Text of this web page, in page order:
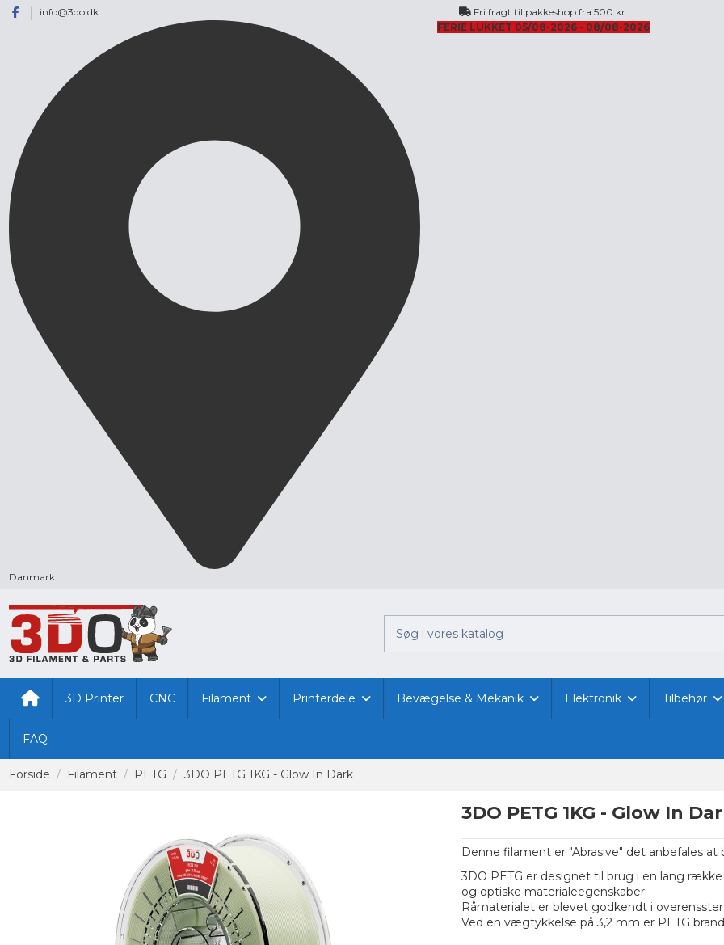
info@3do.dk
Danmark
Fri fragt til pakkeshop fra 500 kr.
FERIE LUKKET 05/08-2026 - 08/08-2026
3D Printer CNC Filament Printerdele Bevægelse & Mekanik Elektronik Tilbehør
FAQ
Forside Filament PETG 3DO PETG 1KG - Glow In Dark
3DO PETG 1KG - Glow In
Denne filament er "Abrasive" det anbefales
3DO PETG er designet til brug i en lang
og optiske materialeegenskaber.
Råmaterialet er blevet godkendt i
Ved en vægtykkelse på 3,2 mm er PETG